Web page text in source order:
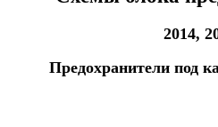
2014,
Предохранители под